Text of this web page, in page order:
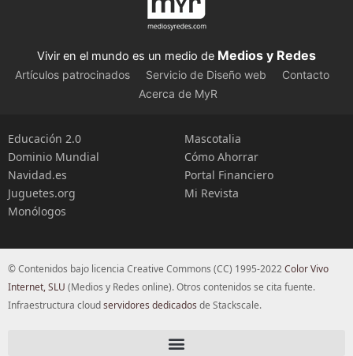
Vivir en el mundo es un medio de Medios y Redes
Artículos patrocinados Servicio de Diseño web
Contacto
Acerca de MyR
Educación 2.0
Dominio Mundial
Navidad.es
Juguetes.org
Monólogos
Mascotalia
Cómo Ahorrar
Portal Financiero
Mi Revista
© Contenidos bajo licencia Creative Commons (CC) 1995-2022Color Vivo
Internet, SLU (Medios y Redes online). Otros contenidos se cita fuente.
Infraestructura cloudservidores dedicados de Stackscale.